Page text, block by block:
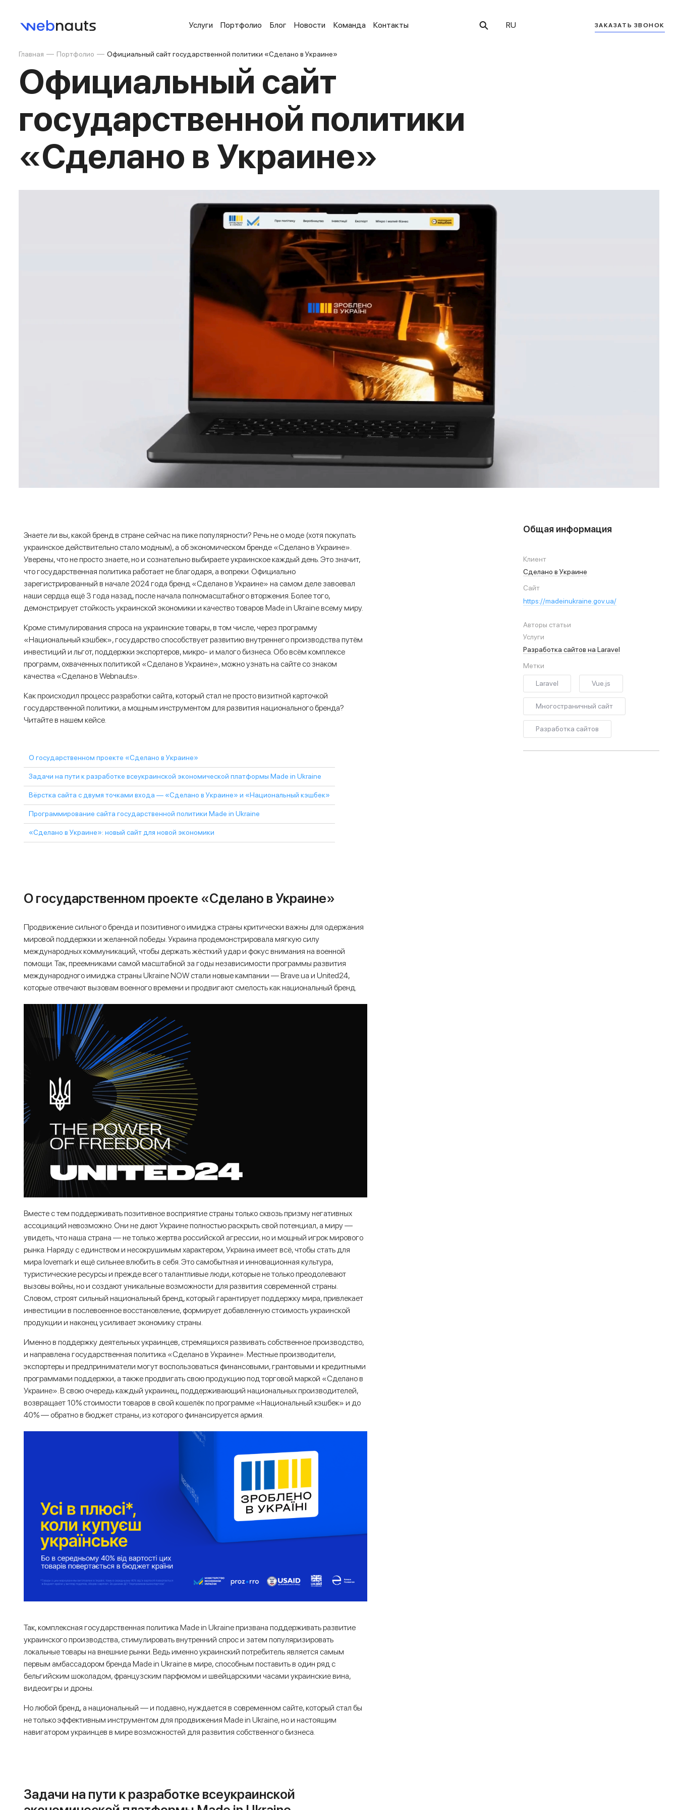
Услуги Портфолио Блог Новости Команда Контакты RU ЗАКАЗАТЬ ЗВОНОК
Главная Портфолио Официальный сайт государственной политики «Сделано в Украине»
Официальный сайт
государственной политики
«Сделано в Украине»
Знаете ли вы, какой бренд в стране сейчас на пике популярности? Речь не о моде (хотя покупать
украинское действительно стало модным), а об экономическом бренде «Сделано в Украине».
Уверены, что не просто знаете, но и сознательно выбираете украинское каждый день. Это значит,
что государственная политика работает не благодаря, а вопреки. Официально
зарегистрированный в начале 2024 года бренд «Сделано в Украине» на самом деле завоевал
наши сердца ещё 3 года назад, после начала полномасштабного вторжения. Более того,
демонстрирует стойкость украинской экономики и качество товаров Made in Ukraine всему миру.
Кроме стимулирования спроса на украинские товары, в том числе, через программу
«Национальный кэшбек», государство способствует развитию внутреннего производства путём
инвестиций и льгот, поддержки экспортеров, микро- и малого бизнеса. Обо всём комплексе
программ, охваченных политикой «Сделано в Украине», можно узнать на сайте со знаком
качества «Сделано в Webnauts».
Как происходил процесс разработки сайта, который стал не просто визитной карточкой
государственной политики, а мощным инструментом для развития национального бренда?
Читайте в нашем кейсе.
О государственном проекте «Сделано в Украине»
Задачи на пути к разработке всеукраинской экономической платформы Made in Ukraine
Вёрстка сайта с двумя точками входа — «Сделано в Украине» и «Национальный кэшбек»
Программирование сайта государственной политики Made in Ukraine
«Сделано в Украине»: новый сайт для новой экономики
О государственном проекте «Сделано в Украине»
Продвижение сильного бренда и позитивного имиджа страны критически важны для одержания
мировой поддержки и желанной победы. Украина продемонстрировала мягкую силу
международных коммуникаций, чтобы держать жёсткий удар и фокус внимания на военной
помощи. Так, преемниками самой масштабной за годы независимости программы развития
международного имиджа страны Ukraine NOW стали новые кампании — Brave.uа и United24,
которые отвечают вызовам военного времени и продвигают смелость как национальный бренд.
Вместе с тем поддерживать позитивное восприятие страны только сквозь призму негативных
ассоциаций невозможно. Они не дают Украине полностью раскрыть свой потенциал, а миру —
увидеть, что наша страна — не только жертва российской агрессии, но и мощный игрок мирового
рынка. Наряду с единством и несокрушимым характером, Украина имеет всё, чтобы стать для
мира lovemark и ещё сильнее влюбить в себя. Это самобытная и инновационная культура,
туристические ресурсы и прежде всего талантливые люди, которые не только преодолевают
вызовы войны, но и создают уникальные возможности для развития современной страны.
Словом, строят сильный национальный бренд, который гарантирует поддержку мира, привлекает
инвестиции в послевоенное восстановление, формирует добавленную стоимость украинской
продукции и наконец усиливает экономику страны.
Именно в поддержку деятельных украинцев, стремящихся развивать собственное производство,
и направлена государственная политика «Сделано в Украине». Местные производители,
экспортеры и предприниматели могут воспользоваться финансовыми, грантовыми и кредитными
программами поддержки, а также продвигать свою продукцию под торговой маркой «Сделано в
Украине». В свою очередь каждый украинец, поддерживающий национальных производителей,
возвращает 10% стоимости товаров в свой кошелёк по программе «Национальный кэшбек» и до
40% — обратно в бюджет страны, из которого финансируется армия.
Так, комплексная государственная политика Made in Ukraine призвана поддерживать развитие
украинского производства, стимулировать внутренний спрос и затем популяризировать
локальные товары на внешние рынки. Ведь именно украинский потребитель является самым
первым амбассадором бренда Made in Ukraine в мире, способным поставить в один ряд с
бельгийским шоколадом, французским парфюмом и швейцарскими часами украинские вина,
видеоигры и дроны.
Но любой бренд, а национальный — и подавно, нуждается в современном сайте, который стал бы
не только эффективным инструментом для продвижения Made in Ukraine, но и настоящим
навигатором украинцев в мире возможностей для развития собственного бизнеса.
Задачи на пути к разработке всеукраинской
Общая информация
Клиент
Сделано в Украине
Сайт
https://madeinukraine.gov.ua/
Авторы статьи
Услуги
Разработка сайтов на Laravel
Метки
Laravel Vue.js
Многостраничный сайт
Разработка сайтов